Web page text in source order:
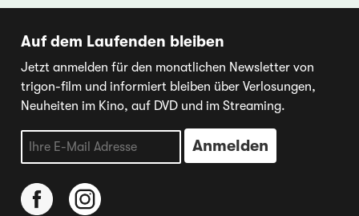
Auf dem Laufenden bleiben
Jetzt anmelden für den monatlichen Newsletter von
trigon-film und informiert bleiben über Verlosungen,
Neuheiten im Kino, auf DVD und im Streaming.